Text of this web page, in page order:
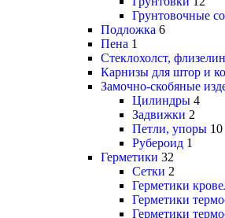
Грунтовочные
Подложка 6
Пена 1
Стеклохолст, флизелин
Карнизы для штор и
Замочно-скобяные
Цилиндры 4
Задвижки 2
Петли, упоры 10
Рубероид 1
Герметики 32
Сетки 2
Герметики
Герметики
Герметики